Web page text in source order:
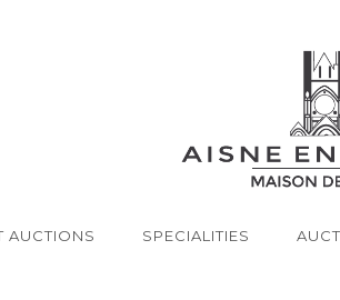
AUCTIONS SPECIALITIES